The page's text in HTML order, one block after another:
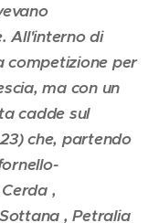
All'interno di
competizione per
ma con un
cadde sul
che, partendo
,
, Petralia